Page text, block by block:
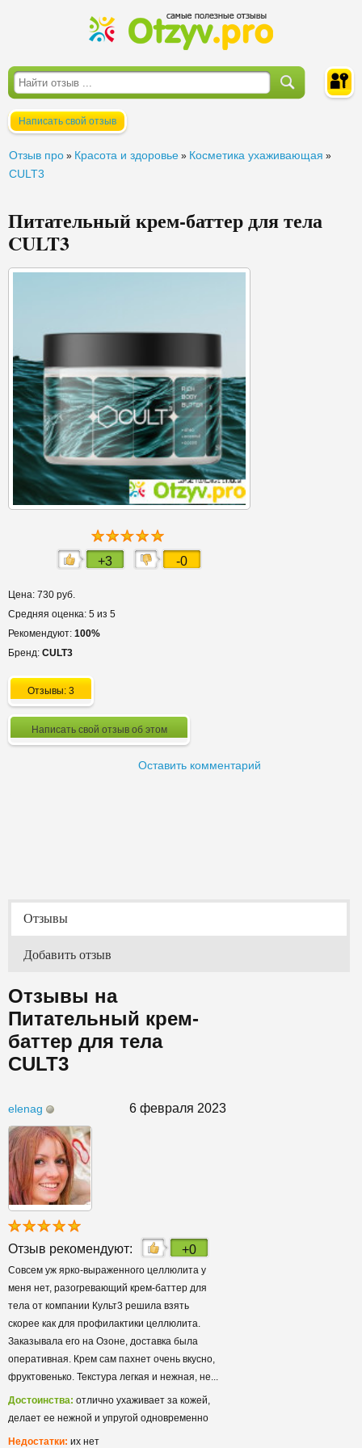
Написать свой отзыв
Отзыв про » Красота и здоровье » Косметика ухаживающая »
CULT3
Питательный крем-баттер для тела
CULT3
+3 -0
Цена: 730 руб.
Средняя оценка: 5 из 5
Рекомендуют: 100%
Бренд: CULT3
Отзывы: 3
Написать свой отзыв об этом
Оставить комментарий
Отзывы
Добавить отзыв
Отзывы на
Питательный крем-
баттер для тела
CULT3
elenag 6 февраля 2023
Отзыв рекомендуют: +0
Совсем уж ярко-выраженного целлюлита у
меня нет, разогревающий крем-баттер для
тела от компании Культ3 решила взять
скорее как для профилактики целлюлита.
Заказывала его на Озоне, доставка была
оперативная. Крем сам пахнет очень вкусно,
фруктовенько. Текстура легкая и нежная, не...
Достоинства: отлично ухаживает за кожей,
делает ее нежной и упругой одновременно
Недостатки: их нет